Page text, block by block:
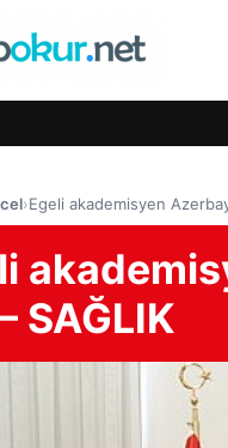
›Egeli akademisyen
SAĞLIK